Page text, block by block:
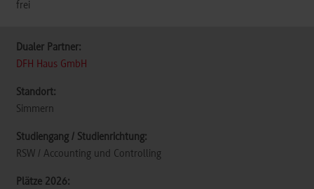
frei
DFH Haus GmbH
Simmern
RSW / Accounting und Controlling